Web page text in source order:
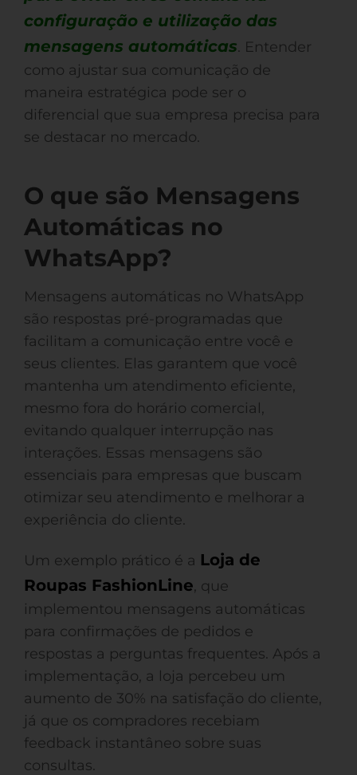
configuração e utilização das
mensagens automáticas. Entender
como ajustar sua comunicação de
maneira estratégica pode ser o
diferencial que sua empresa precisa para
se destacar no mercado.
O que são Mensagens
Automáticas no
WhatsApp?
Mensagens automáticas no WhatsApp
são respostas pré-programadas que
facilitam a comunicação entre você e
seus clientes. Elas garantem que você
mantenha um atendimento eficiente,
mesmo fora do horário comercial,
evitando qualquer interrupção nas
interações. Essas mensagens são
essenciais para empresas que buscam
otimizar seu atendimento e melhorar a
experiência do cliente.
Um exemplo prático é a Loja de
Roupas FashionLine, que
implementou mensagens automáticas
para confirmações de pedidos e
respostas a perguntas frequentes. Após a
implementação, a loja percebeu um
aumento de 30% na satisfação do cliente,
já que os compradores recebiam
feedback instantâneo sobre suas
consultas.